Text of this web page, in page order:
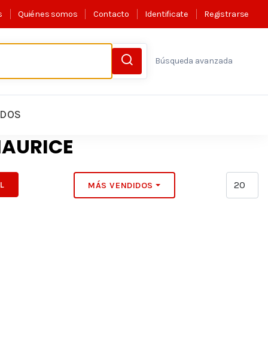
Quiénes somos Contacto Identificate Registrarse
Búsqueda avanzada
MÁS VENDIDOS